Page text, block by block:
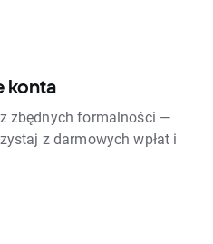
konta
zbędnych formalności —
z darmowych wpłat i